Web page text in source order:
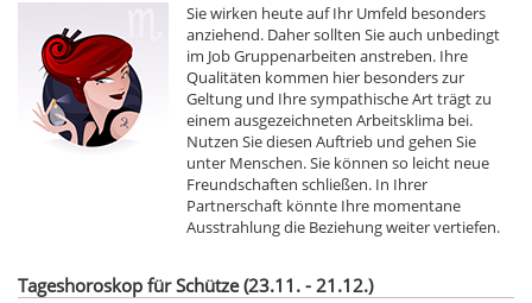
Sie wirken heute auf Ihr Umfeld besonders
anziehend. Daher sollten Sie auch unbedingt
im Job Gruppenarbeiten anstreben. Ihre
Qualitäten kommen hier besonders zur
Geltung und Ihre sympathische Art trägt zu
einem ausgezeichneten Arbeitsklima bei.
Nutzen Sie diesen Auftrieb und gehen Sie
unter Menschen. Sie können so leicht neue
Freundschaften schließen. In Ihrer
Partnerschaft könnte Ihre momentane
Ausstrahlung die Beziehung weiter vertiefen.
Tageshoroskop für Schütze (23.11. - 21.12.)